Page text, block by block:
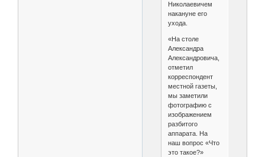
Николаевичем
накануне его
ухода.
«На столе
Александра
Александровича,
отметил
корреспондент
местной газеты,
мы заметили
фотографию с
изображением
разбитого
аппарата. На
наш вопрос «Что
это такое?»